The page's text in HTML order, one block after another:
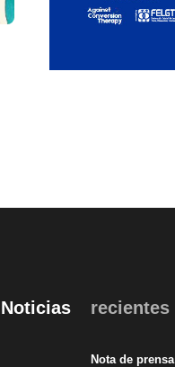
Noticias recientes
Nota de prensa